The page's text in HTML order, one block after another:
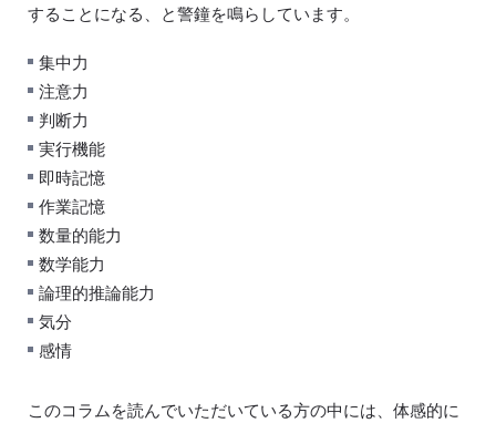
することになる、と警鐘を鳴らしています。
集中力
注意力
判断力
実行機能
即時記憶
作業記憶
数量的能力
数学能力
論理的推論能力
気分
感情
このコラムを読んでいただいている方の中には、体感的に